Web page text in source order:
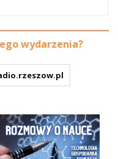
wydarzenia?